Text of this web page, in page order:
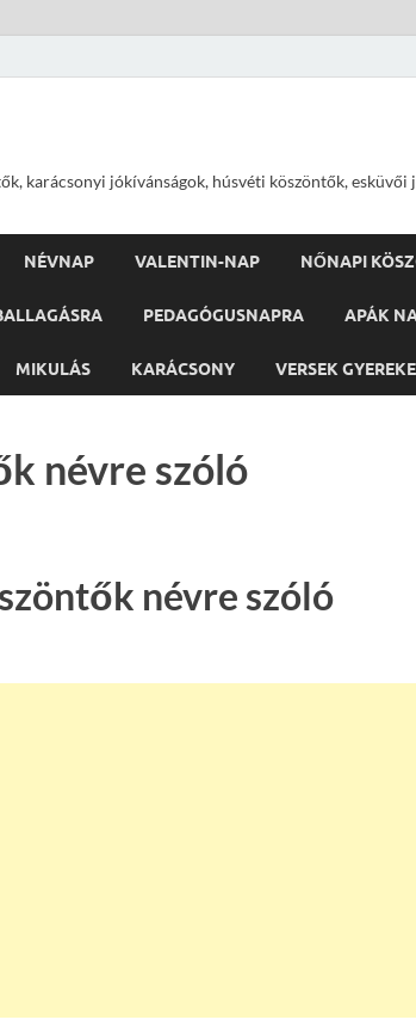
karácsonyi jókívánságok, húsvéti köszöntők, esküvői
NÉVNAP VALENTIN-NAP NŐNAPI
PEDAGÓGUSNAPRA APÁK
MIKULÁS KARÁCSONY VERSEK
névre szóló
névre szóló